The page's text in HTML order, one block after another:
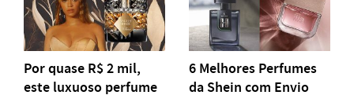
Por quase R$ 2 mil,
este luxuoso perfume
6 Melhores Perfumes
da Shein com Envio